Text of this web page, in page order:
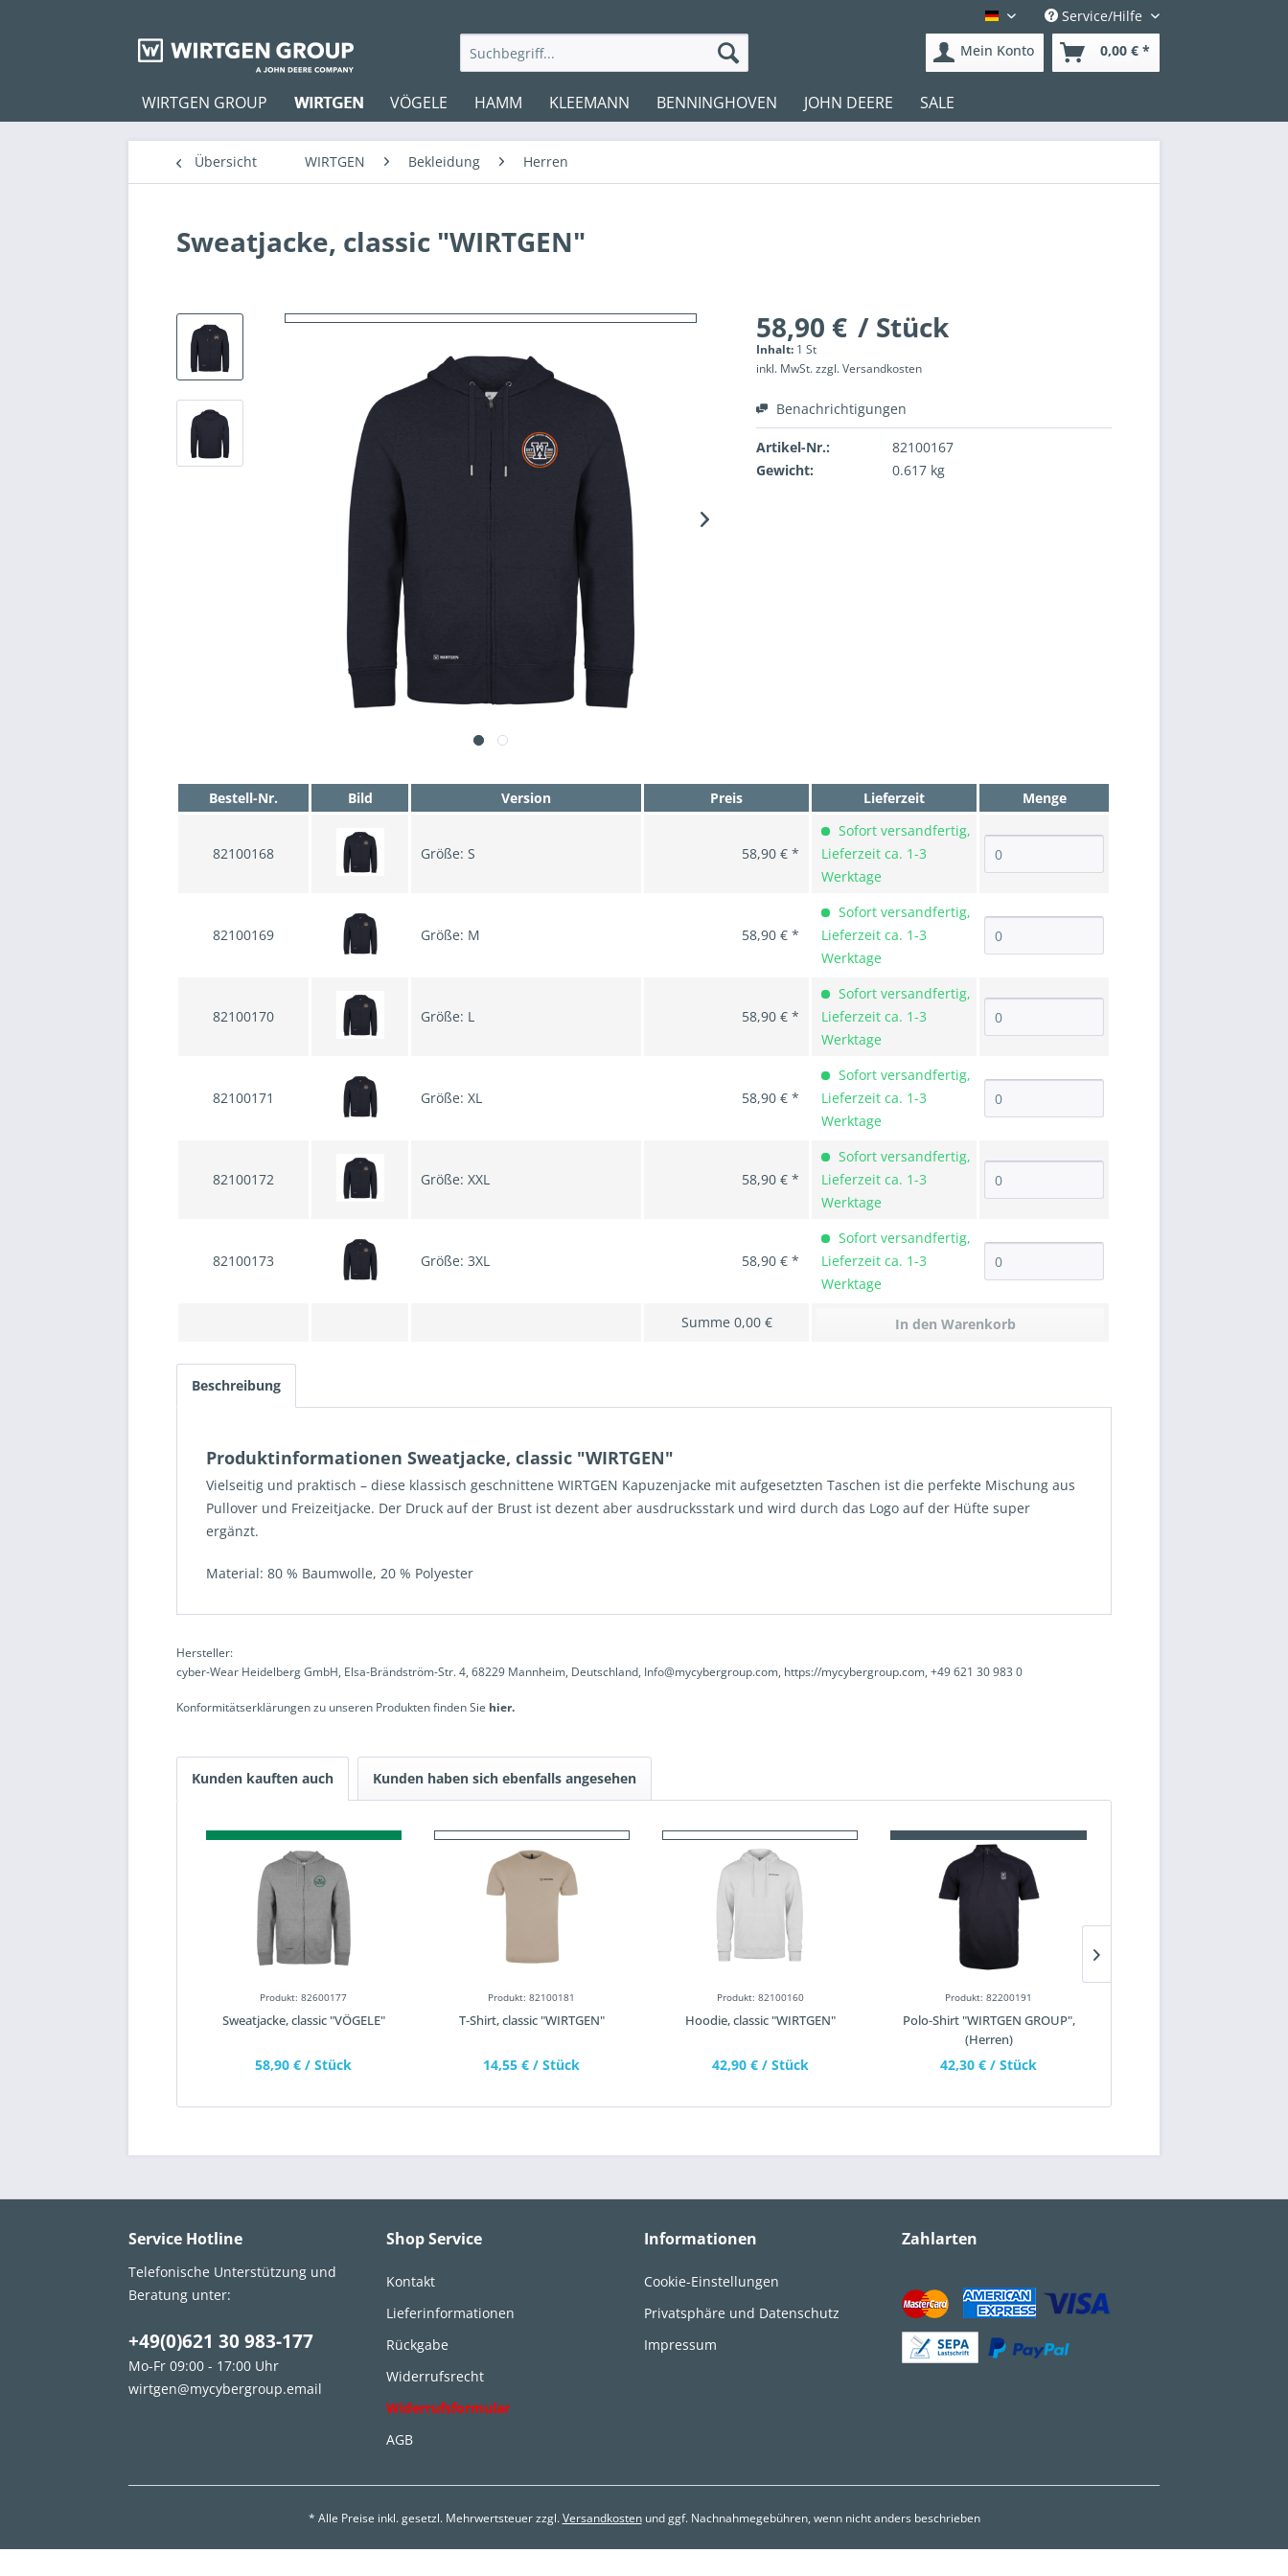
Deutsch Service/Hilfe
Mein Konto
0,00 € *
WIRTGEN GROUP WIRTGEN VÖGELE HAMM KLEEMANN BENNINGHOVEN JOHN DEERE SALE
Übersicht WIRTGEN Bekleidung Herren
Sweatjacke, classic "WIRTGEN"
58,90 € / Stück
Inhalt: 1 St
inkl. MwSt.zzgl. Versandkosten
Benachrichtigungen
Artikel-Nr.:
82100167
Gewicht:
0.617 kg
Bestell-Nr. Bild Version Preis Lieferzeit Menge
82100168 Größe: S 58,90 € *
Sofort versandfertig,
Lieferzeit ca. 1-3
Werktage
82100169 Größe: M 58,90 € *
Sofort versandfertig,
Lieferzeit ca. 1-3
Werktage
82100170 Größe: L 58,90 € *
Sofort versandfertig,
Lieferzeit ca. 1-3
Werktage
82100171 Größe: XL 58,90 € *
Sofort versandfertig,
Lieferzeit ca. 1-3
Werktage
82100172 Größe: XXL 58,90 € *
Sofort versandfertig,
Lieferzeit ca. 1-3
Werktage
82100173 Größe: 3XL 58,90 € *
Sofort versandfertig,
Lieferzeit ca. 1-3
Werktage
Summe 0,00 € In den Warenkorb
Beschreibung
Produktinformationen Sweatjacke, classic "WIRTGEN"
Vielseitig und praktisch – diese klassisch geschnittene WIRTGEN Kapuzenjacke mit aufgesetzten Taschen ist die perfekte Mischung aus
Pullover und Freizeitjacke. Der Druck auf der Brust ist dezent aber ausdrucksstark und wird durch das Logo auf der Hüfte super
ergänzt.
Material: 80 % Baumwolle, 20 % Polyester
Hersteller:
cyber-Wear Heidelberg GmbH, Elsa-Brändström-Str. 4, 68229 Mannheim, Deutschland, Info@mycybergroup.com, https://mycybergroup.com, +49 621 30 983 0
Konformitätserklärungen zu unseren Produkten finden Sie hier.
Kunden kauften auch Kunden haben sich ebenfalls angesehen
Produkt: 82600177
Sweatjacke, classic "VÖGELE"
58,90 € / Stück
Produkt: 82100181
T-Shirt, classic "WIRTGEN"
14,55 € / Stück
Produkt: 82100160
Hoodie, classic "WIRTGEN"
42,90 € / Stück
Produkt: 82200191
Polo-Shirt "WIRTGEN GROUP",
(Herren)
42,30 € / Stück
Service Hotline
Telefonische Unterstützung und
Beratung unter:
+49(0)621 30 983-177
Mo-Fr 09:00 - 17:00 Uhr
wirtgen@mycybergroup.email
Shop Service
Kontakt
Lieferinformationen
Rückgabe
Widerrufsrecht
Widerrufsformular
AGB
Informationen
Cookie-Einstellungen
Privatsphäre und Datenschutz
Impressum
Zahlarten
* Alle Preise inkl. gesetzl. Mehrwertsteuer zzgl.Versandkostenund ggf. Nachnahmegebühren, wenn nicht anders beschrieben